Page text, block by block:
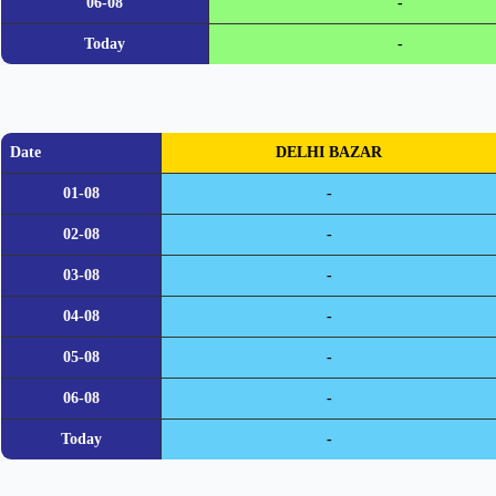
Today -
Date DELHI BAZAR
01-08 -
02-08 -
03-08 -
04-08 -
05-08 -
06-08 -
Today -